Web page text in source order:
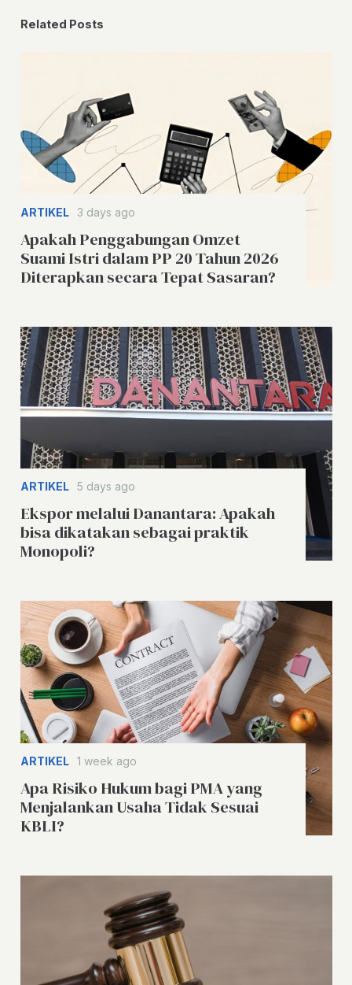
Related Posts
ARTIKEL 3 days ago
Apakah Penggabungan Omzet
Suami Istri dalam PP 20 Tahun 2026
Diterapkan secara Tepat Sasaran?
ARTIKEL 5 days ago
Ekspor melalui Danantara: Apakah
bisa dikatakan sebagai praktik
Monopoli?
ARTIKEL 1 week ago
Apa Risiko Hukum bagi PMA yang
Menjalankan Usaha Tidak Sesuai
KBLI?